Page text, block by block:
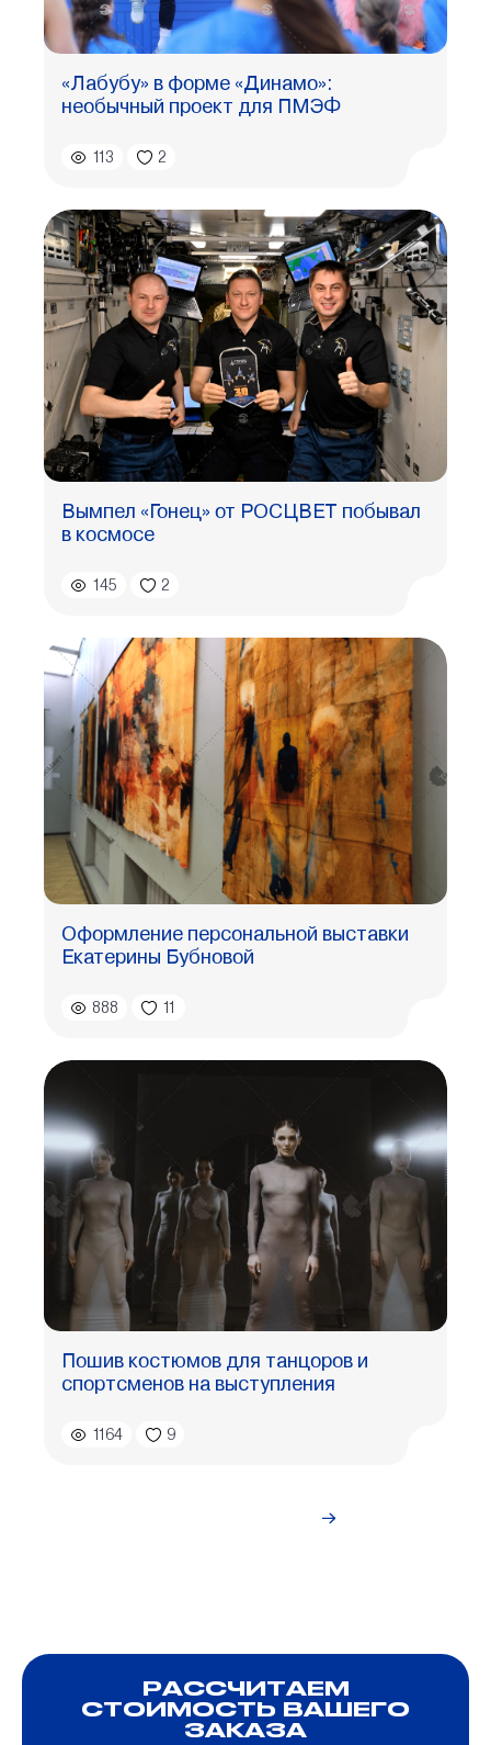
«Лабубу» в форме «Динамо»:
необычный проект для ПМЭФ
113 2
Вымпел «Гонец» от РОСЦВЕТ побывал
в космосе
145 2
Оформление персональной выставки
Екатерины Бубновой
888 11
Пошив костюмов для танцоров и
спортсменов на выступления
1164 9
РАССЧИТАЕМ
СТОИМОСТЬ ВАШЕГО
ЗАКАЗА